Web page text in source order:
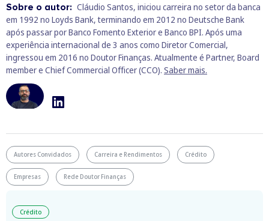
Sobre o autor: Cláudio Santos, iniciou carreira no setor da banca
em 1992 no Loyds Bank, terminando em 2012 no Deutsche Bank
após passar por Banco Fomento Exterior e Banco BPI. Após uma
experiência internacional de 3 anos como Diretor Comercial,
ingressou em 2016 no Doutor Finanças. Atualmente é Partner, Board
member e Chief Commercial Officer (CCO). Saber mais.
Autores Convidados Carreira e Rendimentos Crédito
Empresas Rede Doutor Finanças
Crédito